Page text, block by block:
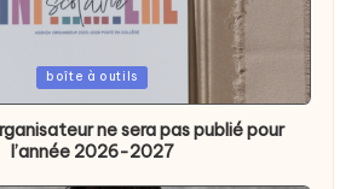
boîte à outils
ne sera pas publié pour
l’année 2026-2027